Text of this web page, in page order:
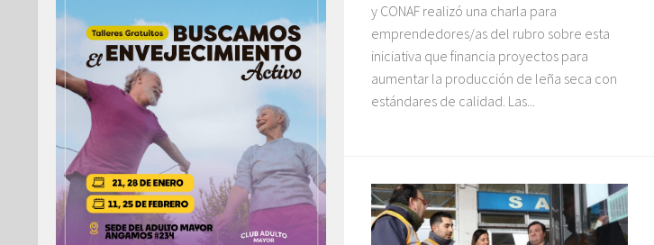
y CONAF realizó una charla para
emprendedores/as del rubro sobre esta
iniciativa que financia proyectos para
aumentar la producción de leña seca con
estándares de calidad. Las...